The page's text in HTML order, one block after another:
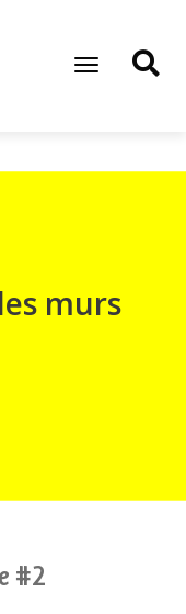
Toggle
murs
#2